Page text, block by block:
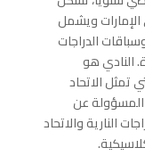
ويشمل
الدراجات
النادي هو
تمثل الاتحاد
المسؤولة عن
النارية والاتحاد